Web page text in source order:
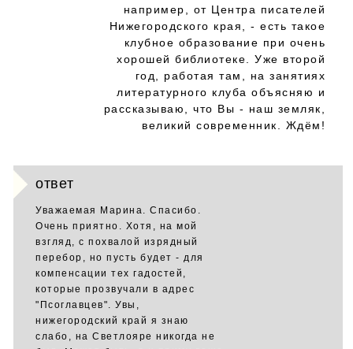
например, от Центра писателей
Нижегородского края, - есть такое
клубное образование при очень
хорошей библиотеке. Уже второй
год, работая там, на занятиях
литературного клуба объясняю и
рассказываю, что Вы - наш земляк,
великий современник. Ждём!
ответ
Уважаемая Марина. Спасибо.
Очень приятно. Хотя, на мой
взгляд, с похвалой изрядный
перебор, но пусть будет - для
компенсации тех гадостей,
которые прозвучали в адрес
"Псоглавцев". Увы,
нижегородский край я знаю
слабо, на Светлояре никогда не